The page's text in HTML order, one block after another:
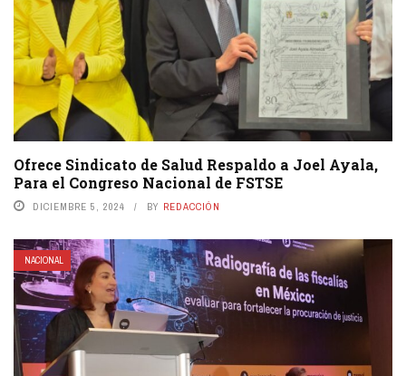
Ofrece Sindicato de Salud Respaldo a Joel Ayala,
Para el Congreso Nacional de FSTSE
DICIEMBRE 5, 2024 BY REDACCIÓN
NACIONAL